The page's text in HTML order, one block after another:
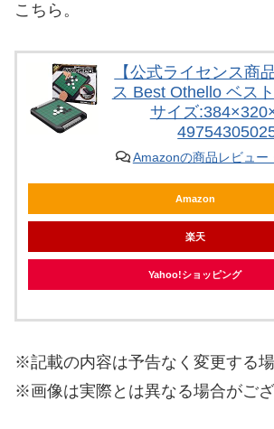
こちら。
【公式ライセンス商
ス Best Othello ベス
サイズ
Amazonの商品レビュー
Amazon
楽天
Yahoo!ショッピング
※記載の内容は予告なく変更する場
※画像は実際とは異なる場合がござ